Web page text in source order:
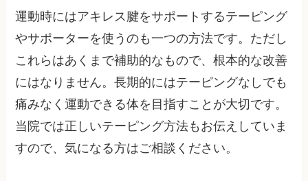
運動時にはアキレス腱をサポートするテーピング
やサポーターを使うのも一つの方法です。ただし
これらはあくまで補助的なもので、根本的な改善
にはなりません。長期的にはテーピングなしでも
痛みなく運動できる体を目指すことが大切です。
当院では正しいテーピング方法もお伝えしていま
すので、気になる方はご相談ください。